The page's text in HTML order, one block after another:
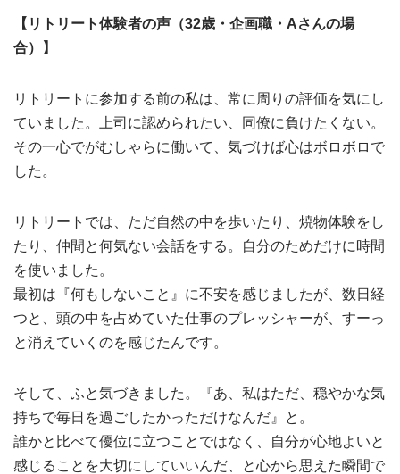
【リトリート体験者の声（32歳・企画職・Aさんの場
合）】
リトリートに参加する前の私は、常に周りの評価を気にし
ていました。上司に認められたい、同僚に負けたくない。
その一心でがむしゃらに働いて、気づけば心はボロボロで
した。
リトリートでは、ただ自然の中を歩いたり、焼物体験をし
たり、仲間と何気ない会話をする。自分のためだけに時間
を使いました。
最初は『何もしないこと』に不安を感じましたが、数日経
つと、頭の中を占めていた仕事のプレッシャーが、すーっ
と消えていくのを感じたんです。
そして、ふと気づきました。『あ、私はただ、穏やかな気
持ちで毎日を過ごしたかっただけなんだ』と。
誰かと比べて優位に立つことではなく、自分が心地よいと
感じることを大切にしていいんだ、と心から思えた瞬間で